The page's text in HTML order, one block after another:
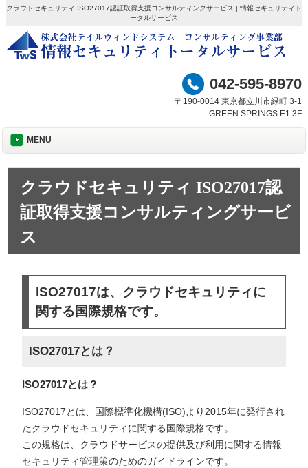
クラウドセキュリティ ISO27017認証取得支援コンサルティングサービス | 情報セキュリティト
ータルサービス
042-595-8970
〒190-0014 東京都立川市緑町 3-1
GREEN SPRINGS E1 3F
MENU
クラウドセキュリティ ISO27017認
証取得支援コンサルティングサービ
ス
ISO27017は、クラウドセキュリティに
関する国際規格です。
ISO27017とは？
ISO27017とは？
ISO27017とは、国際標準化機構(ISO)より2015年に発行され
たクラウドセキュリティに関する国際規格です。
この規格は、クラウドサービスの提供及び利用に関する情報
セキュリティ管理策のためのガイドラインです。